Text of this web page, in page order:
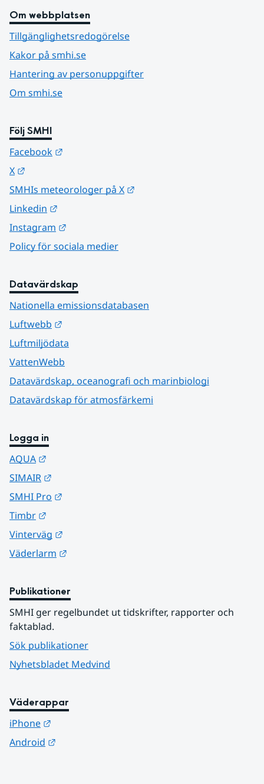
Om webbplatsen
Tillgänglighetsredogörelse
Kakor på smhi.se
Hantering av personuppgifter
Om smhi.se
Följ SMHI
Facebook
X
SMHIs meteorologer på X
Linkedin
Instagram
Policy för sociala medier
Datavärdskap
Nationella emissionsdatabasen
Luftwebb
Luftmiljödata
VattenWebb
Datavärdskap, oceanografi och marinbiologi
Datavärdskap för atmosfärkemi
Logga in
AQUA
SIMAIR
SMHI Pro
Timbr
Vinterväg
Väderlarm
Publikationer
SMHI ger regelbundet ut tidskrifter, rapporter och
faktablad.
Sök publikationer
Nyhetsbladet Medvind
Väderappar
iPhone
Android